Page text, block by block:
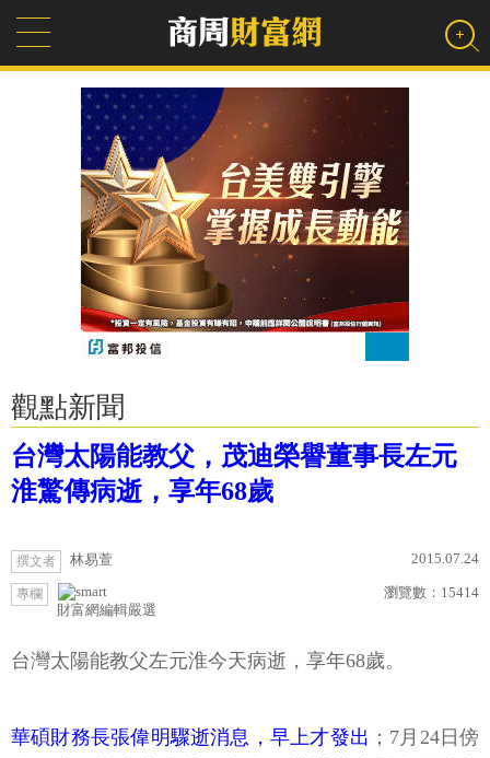
觀點新聞
台灣太陽能教父，茂迪榮譽董事長左元
淮驚傳病逝，享年68歲
撰文者 林易萱 2015.07.24
專欄
財富網編輯嚴選
瀏覽數： 15414
台灣太陽能教父左元淮今天病逝，享年68歲。
華碩財務長張偉明驟逝消息，早上才發出 ；7月24日傍